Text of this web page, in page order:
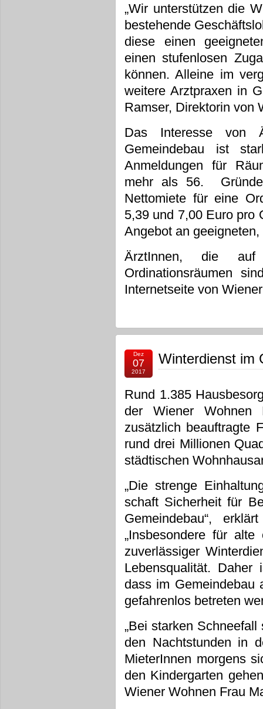
„Wir unterstützen die
bestehende
diese einen
einen stufenlosen
können. Alleine im
weitere Arztpraxen in
Ramser, Direktorin von
Das Interesse von
Gemeindebau ist
Anmeldungen für
mehr als 56.
Nettomiete für eine
5,39 und 7,00 Euro pro
Angebot an
ÄrztInnen, die
Ordinationsräumen
Internetseite von
Dez
07
2017
Winterdienst im
Rund 1.385
der Wiener Wohnen
zusätzlich beauftragte
rund drei Millionen
städtischen
„Die strenge
schaft Sicherheit für
Gemeindebau“,
„Insbesondere für
zuverlässiger
Lebensqualität.
dass im Gemeindebau
gefahrenlos betreten
„Bei starken
den Nachtstunden in
MieterInnen morgens
den Kindergarten
Wiener Wohnen Frau